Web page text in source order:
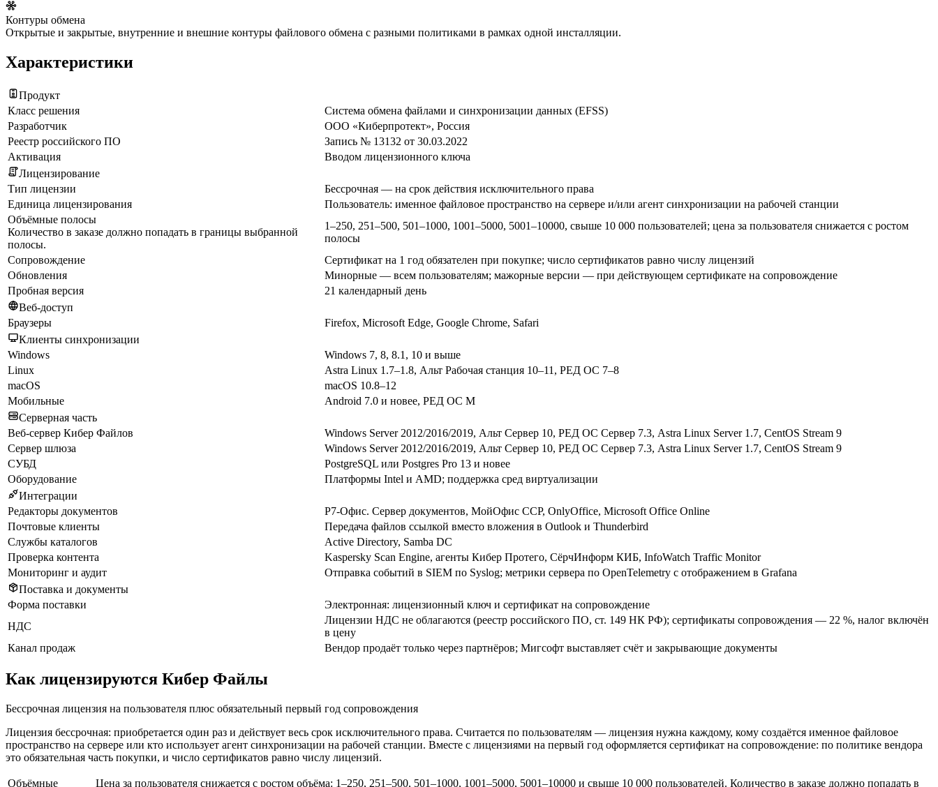
Контуры обмена
Открытые и закрытые, внутренние и внешние контуры файлового обмена с разными политиками в рамках одной инсталляции.
Характеристики
Продукт
Класс решения
Система обмена файлами и синхронизации данных (EFSS)
Разработчик
ООО «Киберпротект», Россия
Реестр российского ПО
Запись № 13132 от 30.03.2022
Активация
Вводом лицензионного ключа
Лицензирование
Тип лицензии
Бессрочная — на срок действия исключительного права
Единица лицензирования
Пользователь: именное файловое пространство на сервере и/или агент синхронизации на рабочей станции
Объёмные полосы
Количество в заказе должно попадать в границы выбранной
полосы.
1–250, 251–500, 501–1000, 1001–5000, 5001–10000, свыше 10 000 пользователей; цена за пользователя снижается с ростом
полосы
Сопровождение
Сертификат на 1 год обязателен при покупке; число сертификатов равно числу лицензий
Обновления
Минорные — всем пользователям; мажорные версии — при действующем сертификате на сопровождение
Пробная версия
21 календарный день
Веб-доступ
Браузеры
Firefox, Microsoft Edge, Google Chrome, Safari
Клиенты синхронизации
Windows
Windows 7, 8, 8.1, 10 и выше
Linux
Astra Linux 1.7–1.8, Альт Рабочая станция 10–11, РЕД ОС 7–8
macOS
macOS 10.8–12
Мобильные
Android 7.0 и новее, РЕД ОС М
Серверная часть
Веб-сервер Кибер Файлов
Windows Server 2012/2016/2019, Альт Сервер 10, РЕД ОС Сервер 7.3, Astra Linux Server 1.7, CentOS Stream 9
Сервер шлюза
Windows Server 2012/2016/2019, Альт Сервер 10, РЕД ОС Сервер 7.3, Astra Linux Server 1.7, CentOS Stream 9
СУБД
PostgreSQL или Postgres Pro 13 и новее
Оборудование
Платформы Intel и AMD; поддержка сред виртуализации
Интеграции
Редакторы документов
Р7-Офис. Сервер документов, МойОфис ССР, OnlyOffice, Microsoft Office Online
Почтовые клиенты
Передача файлов ссылкой вместо вложения в Outlook и Thunderbird
Службы каталогов
Active Directory, Samba DC
Проверка контента
Kaspersky Scan Engine, агенты Кибер Протего, СёрчИнформ КИБ, InfoWatch Traffic Monitor
Мониторинг и аудит
Отправка событий в SIEM по Syslog; метрики сервера по OpenTelemetry с отображением в Grafana
Поставка и документы
Форма поставки
Электронная: лицензионный ключ и сертификат на сопровождение
НДС
Лицензии НДС не облагаются (реестр российского ПО, ст. 149 НК РФ); сертификаты сопровождения — 22 %, налог включён
в цену
Канал продаж
Вендор продаёт только через партнёров; Мигсофт выставляет счёт и закрывающие документы
Как лицензируются Кибер Файлы
Бессрочная лицензия на пользователя плюс обязательный первый год сопровождения
Лицензия бессрочная: приобретается один раз и действует весь срок исключительного права. Считается по пользователям — лицензия нужна каждому, кому создаётся именное файловое
пространство на сервере или кто использует агент синхронизации на рабочей станции. Вместе с лицензиями на первый год оформляется сертификат на сопровождение: по политике вендора
это обязательная часть покупки, и число сертификатов равно числу лицензий.
Объёмные Цена за пользователя снижается с ростом объёма: 1–250, 251–500, 501–1000, 1001–5000, 5001–10000 и свыше 10 000 пользователей. Количество в заказе должно попадать в